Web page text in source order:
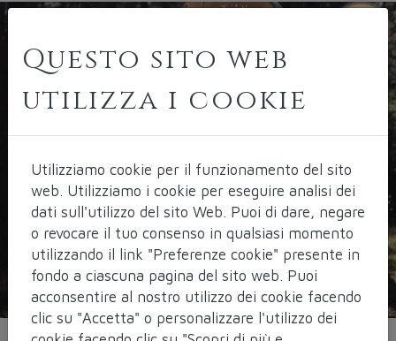
Questo sito web
utilizza i cookie
Utilizziamo cookie per il funzionamento del sito
web. Utilizziamo i cookie per eseguire analisi dei
dati sull'utilizzo del sito Web. Puoi di dare, negare
o revocare il tuo consenso in qualsiasi momento
utilizzando il link "Preferenze cookie" presente in
fondo a ciascuna pagina del sito web. Puoi
acconsentire al nostro utilizzo dei cookie facendo
clic su "Accetta" o personalizzare l'utilizzo dei